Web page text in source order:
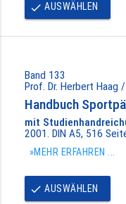
done AUSWÄHLEN
Band 133
Prof. Dr. Herbert Haag
Handbuch
mit
2001. DIN A5, 516
»MEHR ERFAHREN ...
done AUSWÄHLEN